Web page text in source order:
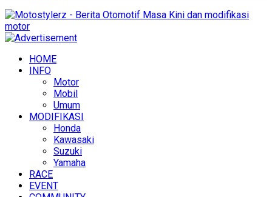
HOME
INFO
Motor
Mobil
Umum
MODIFIKASI
Honda
Kawasaki
Suzuki
Yamaha
RACE
EVENT